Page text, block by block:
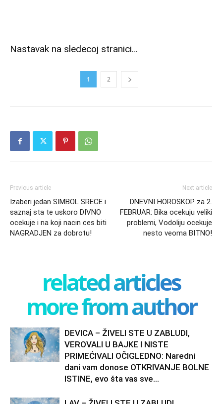
Nastavak na sledecoj stranici…
1 2
Previous article
Izaberi jedan SIMBOL SRECE i
saznaj sta te uskoro DIVNO
ocekuje i na koji nacin ces biti
NAGRADJEN za dobrotu!
Next article
DNEVNI HOROSKOP za 2.
FEBRUAR: Bika ocekuju veliki
problemi, Vodoliju ocekuje
nesto veoma BITNO!
related articles
more from author
DEVICA – ŽIVELI STE U ZABLUDI,
VEROVALI U BAJKE I NISTE
PRIMEĆIVALI OČIGLEDNO: Naredni
dani vam donose OTKRIVANJE BOLNE
ISTINE, evo šta vas sve...